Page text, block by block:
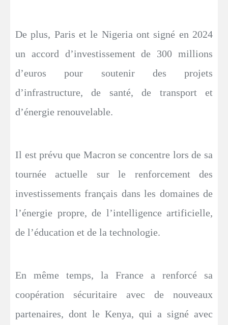
De plus, Paris et le Nigeria ont signé en 2024
un accord d’investissement de 300 millions
d’euros pour soutenir des projets
d’infrastructure, de santé, de transport et
d’énergie renouvelable.
Il est prévu que Macron se concentre lors de sa
tournée actuelle sur le renforcement des
investissements français dans les domaines de
l’énergie propre, de l’intelligence artificielle,
de l’éducation et de la technologie.
En même temps, la France a renforcé sa
coopération sécuritaire avec de nouveaux
partenaires, dont le Kenya, qui a signé avec